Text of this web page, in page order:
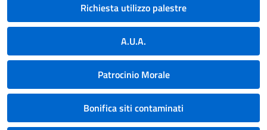
Richiesta utilizzo palestre
A.U.A.
Patrocinio Morale
Bonifica siti contaminati